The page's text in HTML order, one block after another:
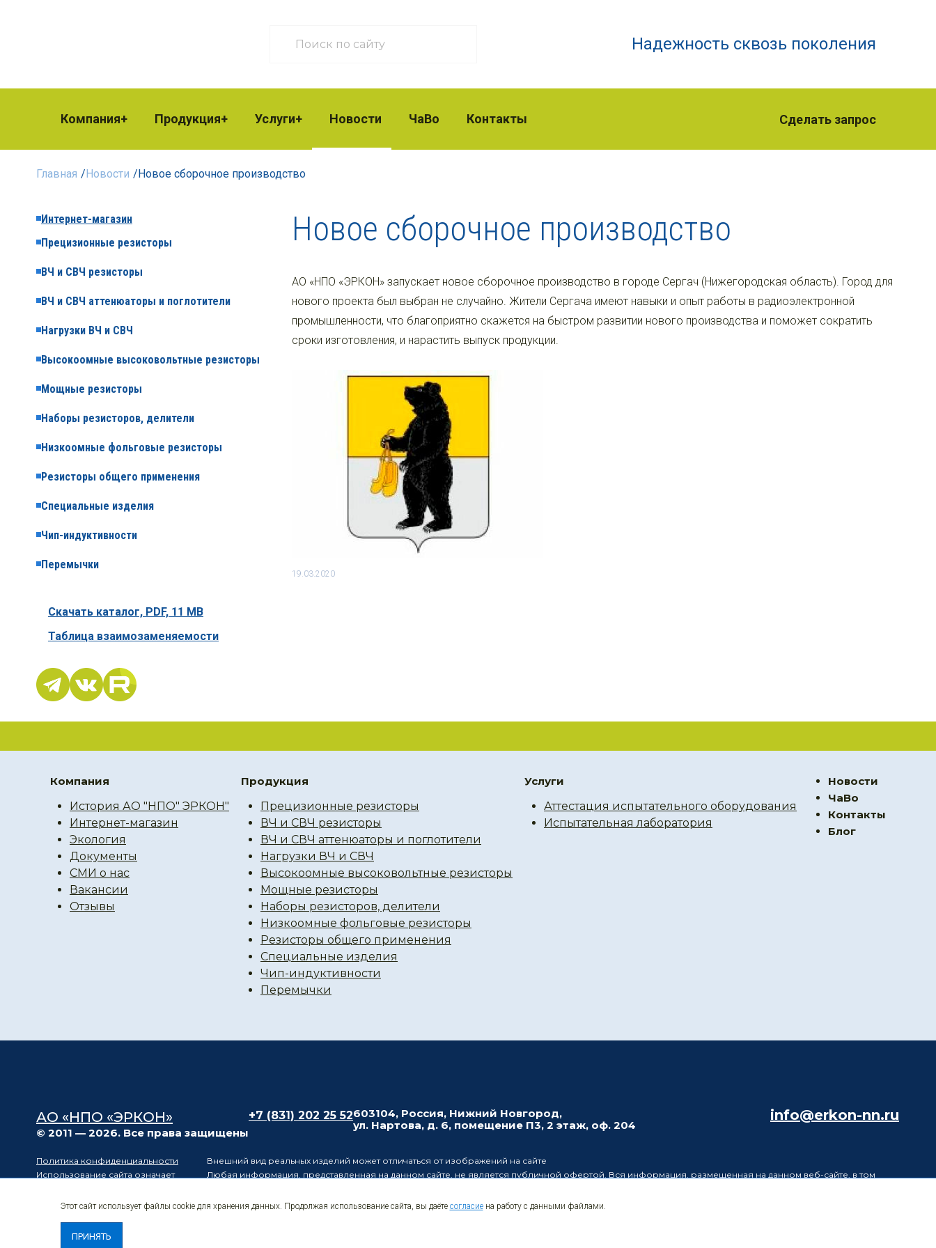
Надежность сквозь поколения
Компания Продукция Услуги Новости ЧаВо Контакты Сделать запрос
Главная /Новости /Новое сборочное производство
Интернет-магазин
Прецизионные резисторы
ВЧ и СВЧ резисторы
ВЧ и СВЧ аттенюаторы и поглотители
Нагрузки ВЧ и СВЧ
Высокоомные высоковольтные резисторы
Мощные резисторы
Наборы резисторов, делители
Низкоомные фольговые резисторы
Резисторы общего применения
Специальные изделия
Чип-индуктивности
Перемычки
Скачать каталог, PDF, 11 MB
Таблица взаимозаменяемости
Новое сборочное производство
АО «НПО «ЭРКОН» запускает новое сборочное производство в городе Сергач (Нижегородская область). Город для
нового проекта был выбран не случайно. Жители Сергача имеют навыки и опыт работы в радиоэлектронной
промышленности, что благоприятно скажется на быстром развитии нового производства и поможет сократить
сроки изготовления, и нарастить выпуск продукции.
19.03.2020
Компания
История АО "НПО" ЭРКОН"
Интернет-магазин
Экология
Документы
СМИ о нас
Вакансии
Отзывы
Продукция
Прецизионные резисторы
ВЧ и СВЧ резисторы
ВЧ и СВЧ аттенюаторы и поглотители
Нагрузки ВЧ и СВЧ
Высокоомные высоковольтные резисторы
Мощные резисторы
Наборы резисторов, делители
Низкоомные фольговые резисторы
Резисторы общего применения
Специальные изделия
Чип-индуктивности
Перемычки
Услуги
Аттестация испытательного оборудования
Испытательная лаборатория
Новости
ЧаВо
Контакты
Блог
АО «НПО «ЭРКОН»
© 2011 — 2026. Все права защищены
+7 (831) 202 25 52603104, Россия, Нижний Новгород,
ул. Нартова, д. 6, помещение П3, 2 этаж, оф. 204
info@erkon-nn.ru
Политика конфиденциальности
Использование сайта означает
персональных данных
Внешний вид реальных изделий может отличаться от изображений на сайте
Любая информация, представленная на данном сайте, не является публичной офертой. Вся информация, размещенная на данном веб-сайте, в том
положениями статьи 437 Гражданского кодекса Российской Федерации.
Этот сайт использует файлы cookie для хранения данных. Продолжая использование сайта, вы даёте согласиена работу с данными файлами.
ПРИНЯТЬ